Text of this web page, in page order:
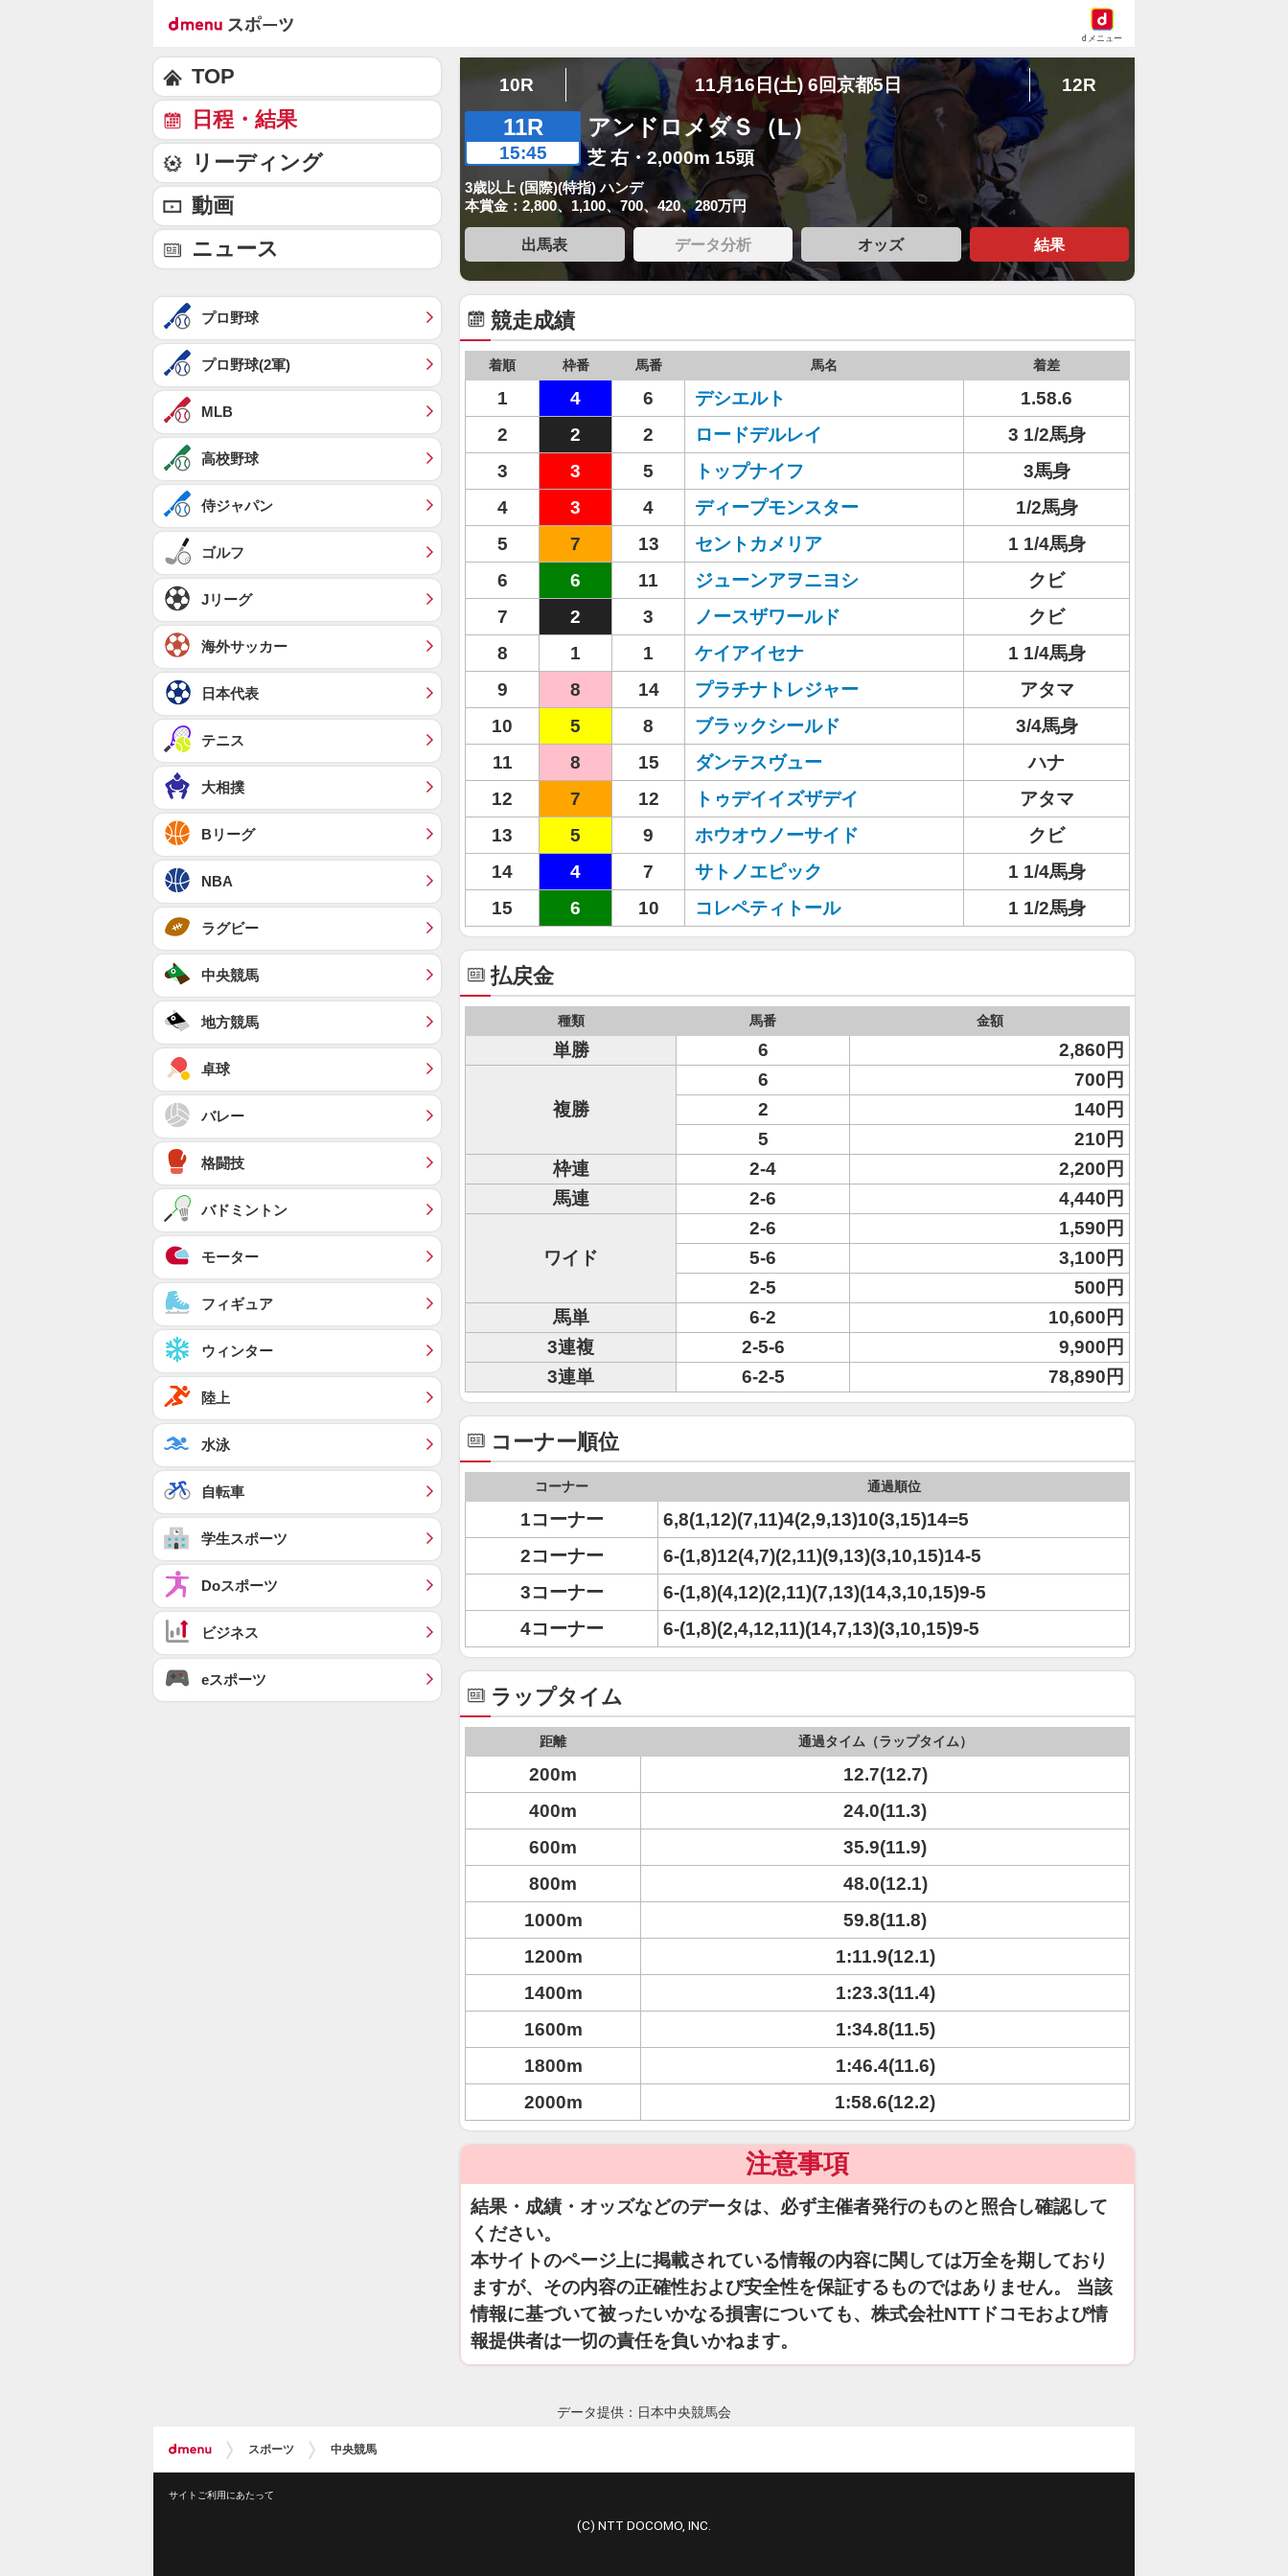
dメニュー
10R 11月16日(土) 6回京都5日 12R
11R
15:45
アンドロメダＳ（L）
芝 右・2,000m 15頭
3歳以上 (国際)(特指) ハンデ
本賞金：2,800、1,100、700、420、280万円
出馬表 データ分析 オッズ 結果
競走成績
着順 枠番 馬番 馬名 着差
1 4 6 デシエルト
1.58.6
2
2 2 ロードデルレイ
3 1/2馬身
3
3 5 トップナイフ
3馬身
4
3 4 ディープモンスター
1/2馬身
5
7 13 セントカメリア
1 1/4馬身
6
6 11 ジューンアヲニヨシ
クビ
7
2 3 ノースザワールド
クビ
8
1 1 ケイアイセナ
1 1/4馬身
9
8 14 プラチナトレジャー
アタマ
10
5 8 ブラックシールド
3/4馬身
11
8 15 ダンテスヴュー
ハナ
12
7 12 トゥデイイズザデイ
アタマ
13
5 9 ホウオウノーサイド
クビ
14
4 7 サトノエピック
1 1/4馬身
15
6 10 コレペティトール 1 1/2馬身
払戻金
種類 馬番 金額
単勝 6 2,860円
複勝
6
700円
2
140円
5
210円
枠連
2-4
2,200円
馬連
2-6 4,440円
ワイド
2-6
1,590円
5-6
3,100円
2-5
500円
馬単
6-2
10,600円
3連複
2-5-6
9,900円
3連単
6-2-5 78,890円
コーナー順位
コーナー 通過順位
1コーナー
6,8(1,12)(7,11)4(2,9,13)10(3,15)14=5
2コーナー
6-(1,8)12(4,7)(2,11)(9,13)(3,10,15)14-5
3コーナー
6-(1,8)(4,12)(2,11)(7,13)(14,3,10,15)9-5
4コーナー
6-(1,8)(2,4,12,11)(14,7,13)(3,10,15)9-5
ラップタイム
距離 通過タイム（ラップタイム）
200m
12.7(12.7)
400m
24.0(11.3)
600m
35.9(11.9)
800m
48.0(12.1)
1000m
59.8(11.8)
1200m
1:11.9(12.1)
1400m
1:23.3(11.4)
1600m
1:34.8(11.5)
1800m
1:46.4(11.6)
2000m
1:58.6(12.2)
注意事項
結果・成績・オッズなどのデータは、必ず主催者発行のものと照合し確認して
ください。
本サイトのページ上に掲載されている情報の内容に関しては万全を期しており
ますが、その内容の正確性および安全性を保証するものではありません。 当該
情報に基づいて被ったいかなる損害についても、株式会社NTTドコモおよび情
報提供者は一切の責任を負いかねます。
TOP
日程・結果
リーディング
動画
ニュース
プロ野球
プロ野球(2軍)
MLB
高校野球
侍ジャパン
ゴルフ
Jリーグ
海外サッカー
日本代表
テニス
大相撲
Bリーグ
NBA
ラグビー
中央競馬
地方競馬
卓球
バレー
格闘技
バドミントン
モーター
フィギュア
ウィンター
陸上
水泳
自転車
学生スポーツ
Doスポーツ
ビジネス
eスポーツ
データ提供：日本中央競馬会
スポーツ 中央競馬
サイトご利用にあたって
(C) NTT DOCOMO, INC.